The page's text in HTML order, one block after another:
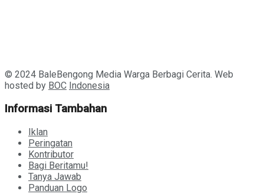
© 2024 BaleBengong Media Warga Berbagi Cerita. Web
hosted by BOC Indonesia
Informasi Tambahan
Iklan
Peringatan
Kontributor
Bagi Beritamu!
Tanya Jawab
Panduan Logo